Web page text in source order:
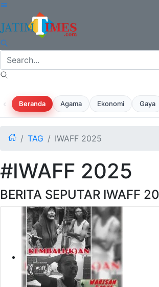
‹ Beranda Agama Ekonomi Gaya
TAG IWAFF 2025
#IWAFF 2025
BERITA SEPUTAR IWAFF